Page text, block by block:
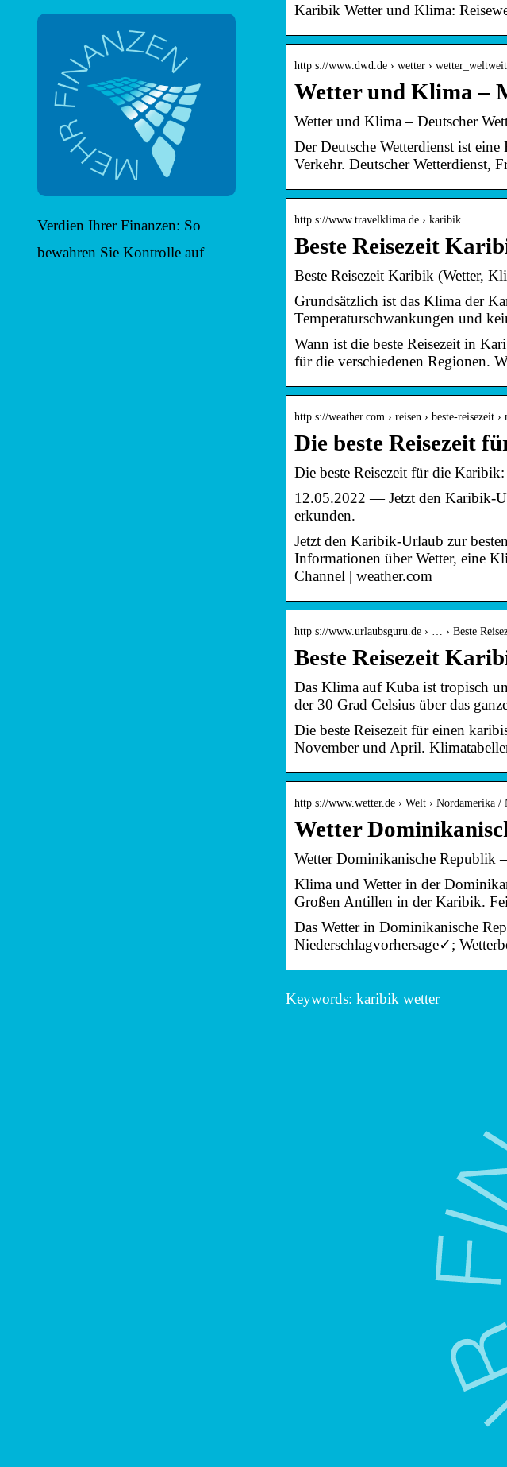
Karibik Wetter und Klima:
http s://www.dwd.de › wetter ›
Wetter und Klima –
Wetter und Klima – Deutscher
Der Deutsche Wetterdienst ist
Verkehr. Deutscher Wetterdienst,
http s://www.travelklima.de › karibik
Beste Reisezeit
Beste Reisezeit Karibik (Wetter,
Grundsätzlich ist das Klima der
Temperaturschwankungen und
Wann ist die beste Reisezeit in
für die verschiedenen Regionen.
http s://weather.com › reisen › beste-reisezeit ›
Die beste Reisezeit
Die beste Reisezeit für die
12.05.2022 — Jetzt den Karibik-
erkunden.
Jetzt den Karibik-Urlaub zur
Informationen über Wetter, eine
Channel | weather.com
http s://www.urlaubsguru.de › … › Beste
Beste Reisezeit
Das Klima auf Kuba ist tropisch
der 30 Grad Celsius über das
Die beste Reisezeit für einen
November und April.
http s://www.wetter.de › Welt › Nordamerika /
Wetter
Wetter Dominikanische Republik
Klima und Wetter in der
Großen Antillen in der Karibik.
Das Wetter in Dominikanische
Niederschlagvorhersage✓;
Keywords: karibik wetter
Verdien Ihrer Finanzen: So
bewahren Sie Kontrolle auf